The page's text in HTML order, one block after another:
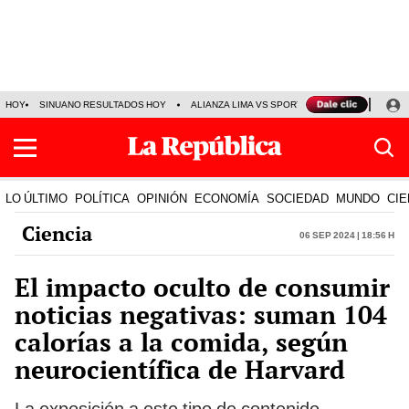
HOY SINUANO RESULTADOS HOY ALIANZA LIMA VS SPORT BOYS JORGE
LO ÚLTIMO POLÍTICA OPINIÓN ECONOMÍA SOCIEDAD MUNDO
Ciencia 06 Sep 2024 | 18:56 h
El impacto oculto de consumir
noticias negativas: suman 104
calorías a la comida, según
neurocientífica de Harvard